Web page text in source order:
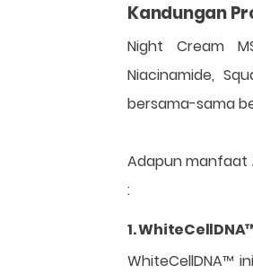
Kandungan
Night Cream
Niacinamide,
bersama-sama
Adapun manfaat
:
1.
WhiteCellDNA™